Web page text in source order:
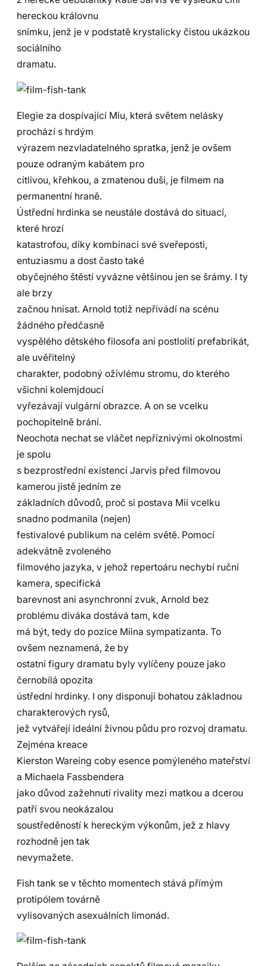
hereckou královnu
snímku, jenž je v podstatě krystalicky čistou ukázkou
sociálního
dramatu.
Elegie za dospívající Miu, která světem nelásky
prochází s hrdým
výrazem nezvladatelného spratka, jenž je ovšem
pouze odraným kabátem pro
citlivou, křehkou, a zmatenou duši, je filmem na
permanentní hraně.
Ústřední hrdinka se neustále dostává do situací,
které hrozí
katastrofou, díky kombinaci své sveřeposti,
entuziasmu a dost často také
obyčejného štěstí vyvázne většinou jen se šrámy. I ty
ale brzy
začnou hnisat. Arnold totiž nepřivádí na scénu
žádného předčasně
vyspělého dětského filosofa ani postlolití prefabrikát,
ale uvěřitelný
charakter, podobný oživlému stromu, do kterého
všichni kolemjdoucí
vyřezávají vulgární obrazce. A on se vcelku
pochopitelně brání.
Neochota nechat se vláčet nepříznivými okolnostmi
je spolu
s bezprostřední existencí Jarvis před filmovou
kamerou jistě jedním ze
základních důvodů, proč si postava Mii vcelku
snadno podmanila (nejen)
festivalové publikum na celém světě. Pomocí
adekvátně zvoleného
filmového jazyka, v jehož repertoáru nechybí ruční
kamera, specifická
barevnost ani asynchronní zvuk, Arnold bez
problému diváka dostává tam, kde
má být, tedy do pozice Miina sympatizanta. To
ovšem neznamená, že by
ostatní figury dramatu byly vylíčeny pouze jako
černobílá opozita
ústřední hrdinky. I ony disponují bohatou základnou
charakterových rysů,
jež vytvářejí ideální živnou půdu pro rozvoj dramatu.
Zejména kreace
Kierston Wareing coby esence pomýleného mateřství
a Michaela Fassbendera
jako důvod zažehnutí rivality mezi matkou a dcerou
patří svou neokázalou
soustředěností k hereckým výkonům, jež z hlavy
rozhodně jen tak
nevymažete.
Fish tank se v těchto momentech stává přímým
protipólem továrně
vylisovaných asexuálních limonád.